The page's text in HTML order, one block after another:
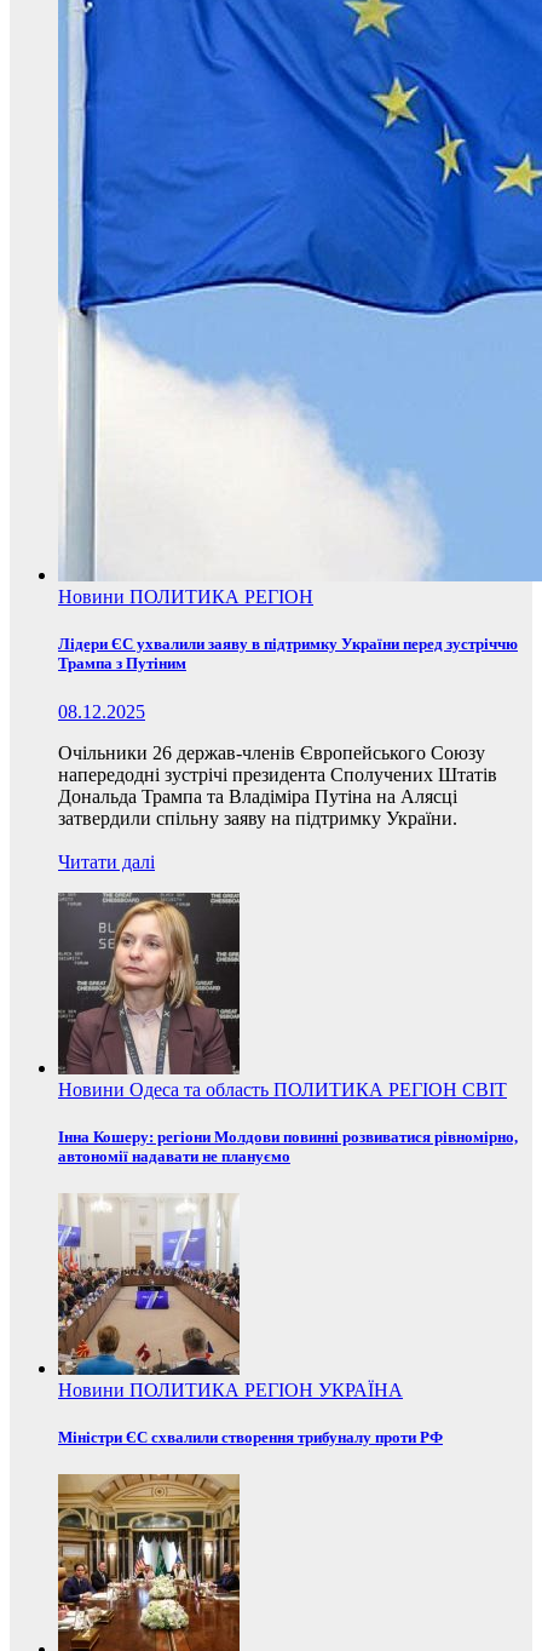
Новини ПОЛИТИКА РЕГІОН
Лідери ЄС ухвалили заяву в підтримку України перед зустріччю
Трампа з Путіним
08.12.2025
Очільники 26 держав-членів Європейського Союзу
напередодні зустрічі президента Сполучених Штатів
Дональда Трампа та Владіміра Путіна на Алясці
затвердили спільну заяву на підтримку України.
Читати далі
Новини Одеса та область ПОЛИТИКА РЕГІОН СВІТ
Інна Кошеру: регіони Молдови повинні розвиватися рівномірно,
автономії надавати не плануємо
Новини ПОЛИТИКА РЕГІОН УКРАЇНА
Міністри ЄС схвалили створення трибуналу проти РФ